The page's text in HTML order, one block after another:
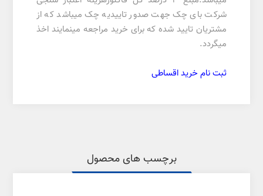
شرکت بای چک جهت صدور تاییدیه چک میباشد که از
مشتریان تایید شده که برای خرید مراجعه مینمایند اخذ
میگردد.
ثبت نام خرید اقساطی
برچسب های محصول